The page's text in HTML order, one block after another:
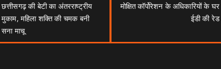
छत्तीसगढ़ की बेटी का अंतरराष्ट्रीय
मुकाम, महिला शक्ति की चमक बनी
सना माचू
मोक्षित कॉर्पोरेशन के अधिकारियों के घर
ईडी की रेड